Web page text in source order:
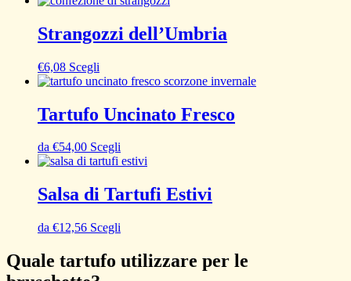
Strangozzi dell’Umbria
€6,08 Scegli
Tartufo Uncinato Fresco
da €54,00 Scegli
Salsa di Tartufi Estivi
da €12,56 Scegli
Quale tartufo utilizzare per le